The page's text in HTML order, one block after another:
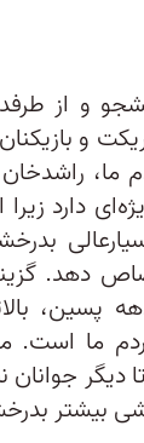
و از
و
ما، راشدخان
دارد
دهد.
پسین،
ما است. ما
دیگر
بیشتر